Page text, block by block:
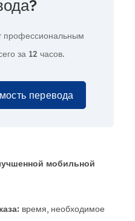
профессиональным
за 12 часов.
перевода
мобильной
время, необходимое